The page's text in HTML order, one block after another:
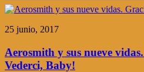
25 junio, 2017
Aerosmith y sus nueve
Vederci, Baby!